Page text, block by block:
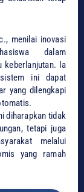
menilai inovasi
dalam
keberlanjutan. Ia
ini dapat
yang dilengkapi
diharapkan tidak
tetapi juga
melalui
yang ramah